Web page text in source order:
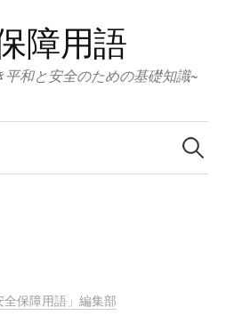
障用語
和と安全のための基礎知識~
検
索:
全保障用語」編集部